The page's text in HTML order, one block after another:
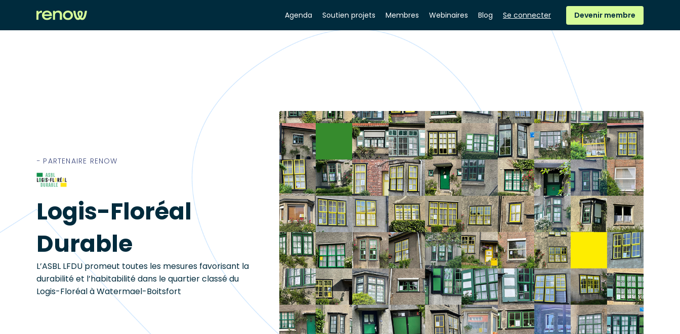
Agenda Soutien projets Membres Webinaires Blog Se connecter Devenir membre
− PARTENAIRE RENOW
Logis-Floréal
Durable
L’ASBL LFDU promeut toutes les mesures favorisant la
durabilité et l’habitabilité dans le quartier classé du
Logis-Floréal à Watermael-Boitsfort